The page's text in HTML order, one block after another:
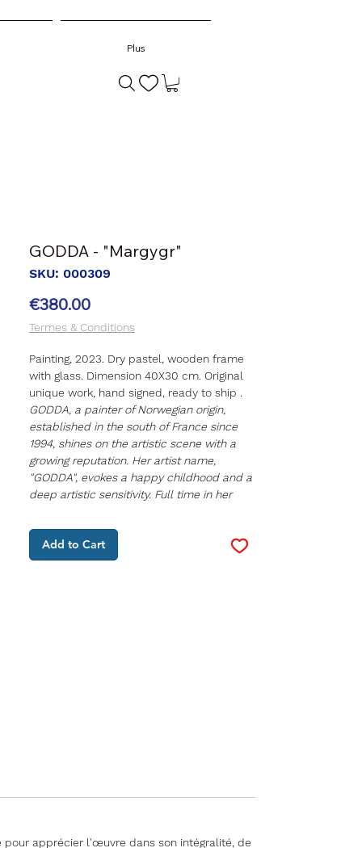
Plus
GODDA - "Margygr"
SKU: 000309
€380.00Price
Termes & Conditions
Painting, 2023. Dry pastel, wooden frame
with glass. Dimension 40X30 cm. Original
unique work, hand signed, ready to ship .
GODDA, a painter of Norwegian origin,
established in the south of France since
1994, shines on the artistic scene with a
growing reputation. Her artist name,
"GODDA", evokes a happy childhood and a
deep artistic sensitivity. Full time in her
techniques, from dry pastel to acrylic
painting, expressing an intuitive and free
approach.
Add to Cart
apprécier l'œuvre dans son intégralité, de